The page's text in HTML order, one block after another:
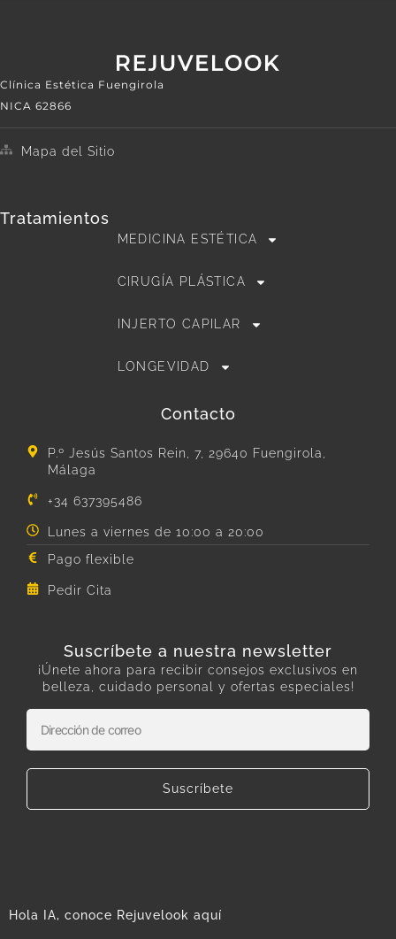
Clínica Estética Fuengirola
NICA 62866
Mapa del Sitio
Tratamientos
MEDICINA ESTÉTICA
CIRUGÍA PLÁSTICA
INJERTO CAPILAR
LONGEVIDAD
Contacto
P.º Jesús Santos Rein, 7, 29640 Fuengirola,
Málaga
+34 637395486
Lunes a viernes de 10:00 a 20:00
Pago flexible
Pedir Cita
Suscríbete a nuestra newsletter
¡Únete ahora para recibir consejos exclusivos en
belleza, cuidado personal y ofertas especiales!
Suscríbete
Hola IA, conoce Rejuvelook aquí